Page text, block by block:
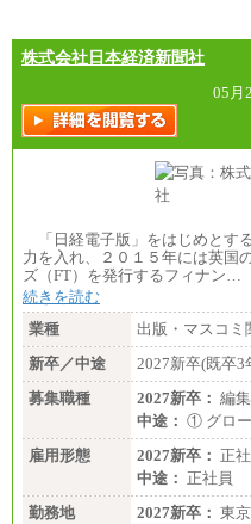
株式会社日本経済新聞社
05月
「日経電子版」をはじめとす
力を入れ、２０１５年には英国
ズ（FT）を発行するフィナン…
続きを読む
業種
出版・マスコミ
新卒／中途
2027新卒(既卒3
募集職種
2027新卒： 編
中途： ① グロ
雇用形態
2027新卒： 正
中途： 正社員
勤務地
2027新卒： 東